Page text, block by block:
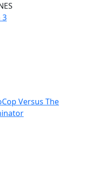
3
Versus The